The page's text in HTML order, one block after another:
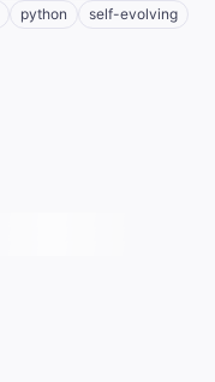
python
self-evolving